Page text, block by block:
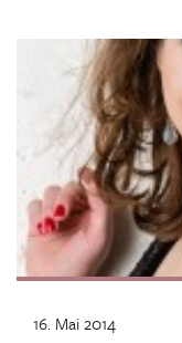
16. Mai 2014